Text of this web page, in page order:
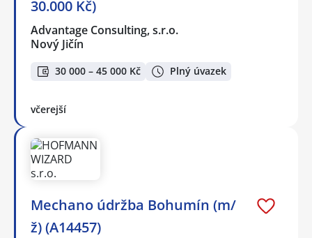
30.000 Kč)
Advantage Consulting, s.r.o.
Nový Jičín
30 000 – 45 000 Kč Plný úvazek
včerejší
Mechano údržba Bohumín (m/
ž) (A14457)